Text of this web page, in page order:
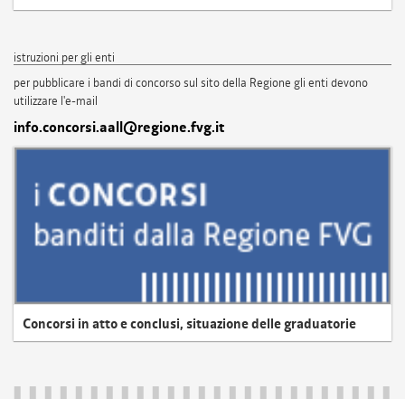
istruzioni per gli enti
per pubblicare i bandi di concorso sul sito della Regione gli enti devono
utilizzare l'e-mail
info.concorsi.aall@regione.fvg.it
Concorsi in atto e conclusi, situazione delle graduatorie